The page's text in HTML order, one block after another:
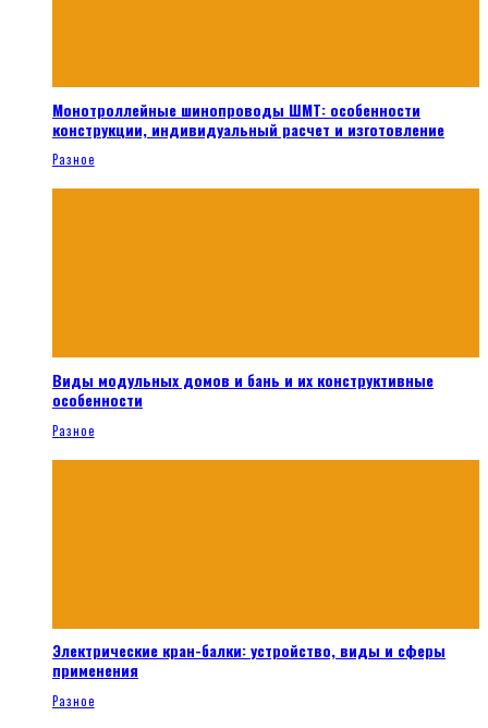
Монотроллейные шинопроводы ШМТ: особенности
конструкции, индивидуальный расчет и изготовление
Разное
Виды модульных домов и бань и их конструктивные
особенности
Разное
Электрические кран-балки: устройство, виды и сферы
применения
Разное